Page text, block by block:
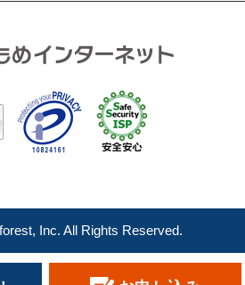
Inc. All Rights Reserved.